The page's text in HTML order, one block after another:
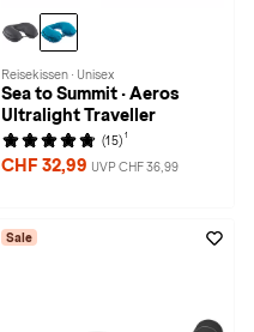
Reisekissen · Unisex
Sea to Summit · Aeros
Ultralight Traveller
(15) 1
CHF 32,99 UVP CHF 36,99
Sale